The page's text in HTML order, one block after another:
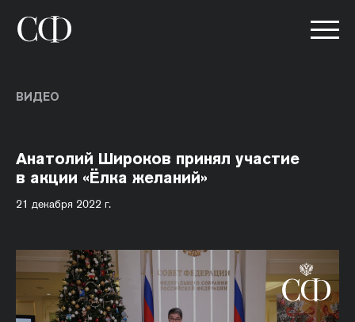
ВИДЕО
Анатолий Широков принял участие
в акции «Ёлка желаний»
21 декабря 2022 г.